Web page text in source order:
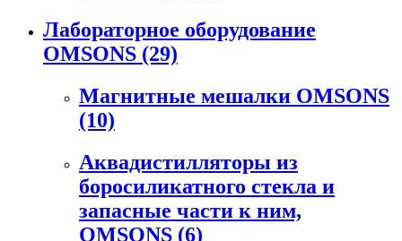
Лабораторное оборудование
OMSONS (29)
Магнитные мешалки OMSONS
(10)
Аквадистилляторы из
боросиликатного стекла и
запасные части к ним,
OMSONS (6)